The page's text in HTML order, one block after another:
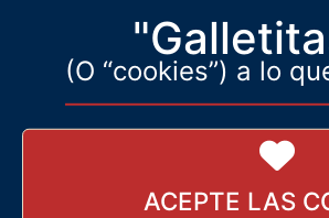
(O “cookies”) a lo
ACEPTE LAS